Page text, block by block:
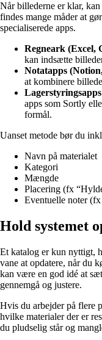
Når billederne er klar,
findes mange måder at
specialiserede apps.
Regneark (Excel,
kan indsætte
Notatapps
at kombinere
Lagerstyringsapps
apps som Sortly
formål.
Uanset metode bør du
Navn på materialet
Kategori
Mængde
Placering (fx
Eventuelle noter
Hold systemet
Et katalog er kun nyttigt,
vane at opdatere, når du
kan være en god idé at
gennemgå og justere.
Hvis du arbejder på flere
hvilke materialer der er
du pludselig står og